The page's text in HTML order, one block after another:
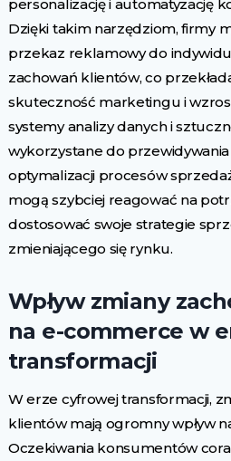
personalizację i automatyzację
Dzięki takim narzędziom, firmy
przekaz reklamowy do
zachowań klientów, co
skuteczność marketingu i
systemy analizy danych i
wykorzystane do
optymalizacji procesów
mogą szybciej reagować na
dostosować swoje strategie
zmieniającego się rynku.
Wpływ zmiany
na e-commerce w
transformacji
W erze cyfrowej transformacji,
klientów mają ogromny wpływ
Oczekiwania konsumentów